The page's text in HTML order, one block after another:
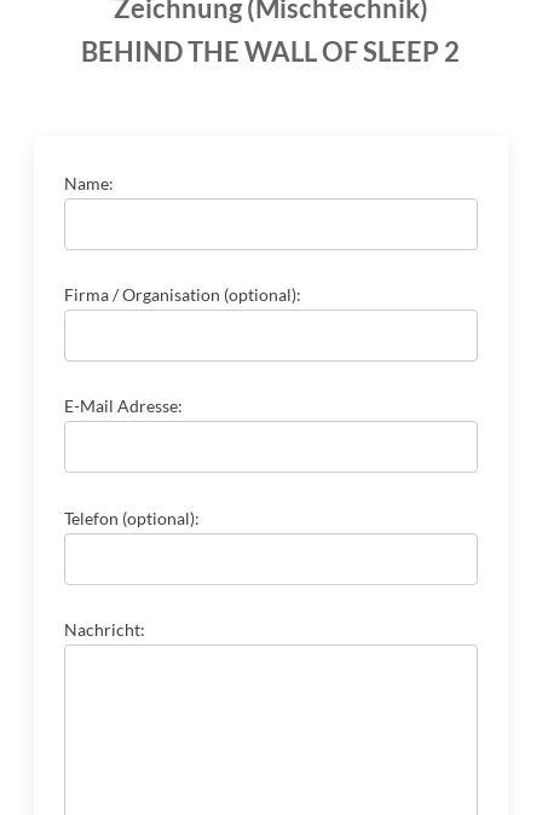
Zeichnung (Mischtechnik)
BEHIND THE WALL OF SLEEP 2
Name:
Firma / Organisation (optional):
E-Mail Adresse:
Telefon (optional):
Nachricht: